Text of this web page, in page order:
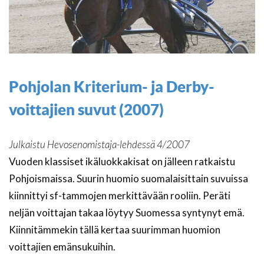
Pohjolan Kriterium- ja Derby-
voittajien suvut (2007)
Julkaistu Hevosenomistaja-lehdessä 4/2007
Vuoden klassiset ikäluokkakisat on jälleen ratkaistu
Pohjoismaissa. Suurin huomio suomalaisittain suvuissa
kiinnittyi sf-tammojen merkittävään rooliin. Peräti
neljän voittajan takaa löytyy Suomessa syntynyt emä.
Kiinnitämmekin tällä kertaa suurimman huomion
voittajien emänsukuihin.